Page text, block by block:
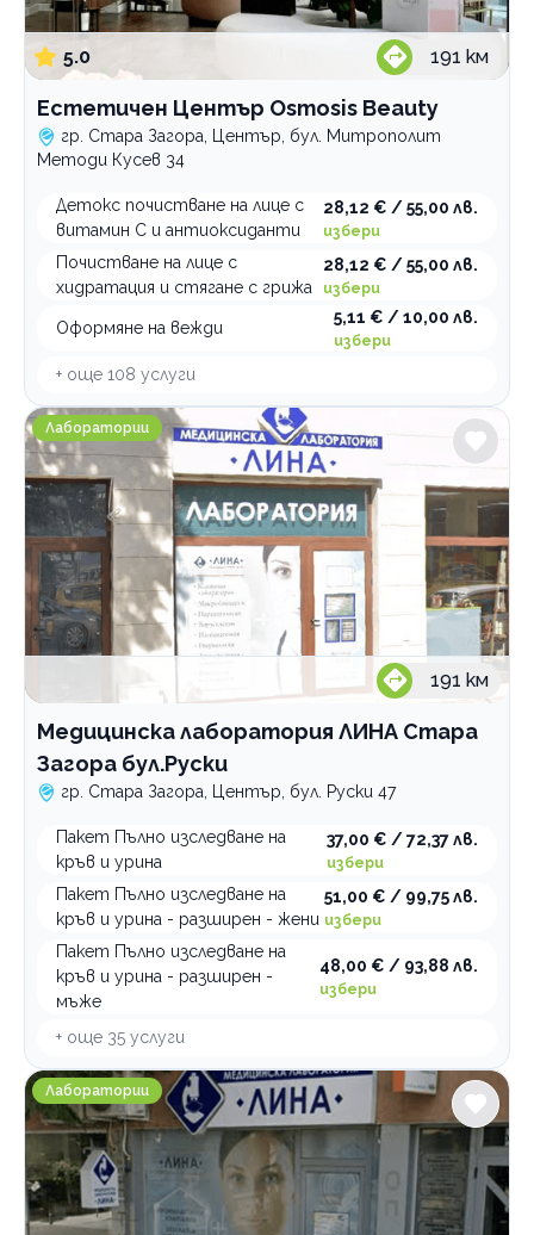
5.0 191 км
Естетичен Център Osmosis Beauty
гр. Стара Загора, Център, бул. Митрополит
Методи Кусев 34
Детокс почистване на лице с
витамин С и антиоксиданти
28,12 € / 55,00 лв.
избери
Почистване на лице с
хидратация и стягане с грижа
28,12 € / 55,00 лв.
избери
Оформяне на вежди
5,11 € / 10,00 лв.
избери
+ още 108 услуги
Медицинска лаборатория ЛИНА Стара Загора
Лаборатории
191 км
Медицинска лаборатория ЛИНА Стара
Загора бул.Руски
гр. Стара Загора, Център, бул. Руски 47
Пакет Пълно изследване на
кръв и урина
37,00 € / 72,37 лв.
избери
Пакет Пълно изследване на
кръв и урина - разширен - жени
51,00 € / 99,75 лв.
избери
Пакет Пълно изследване на
кръв и урина - разширен -
мъже
48,00 € / 93,88 лв.
избери
+ още 35 услуги
Медицинска лаборатория ЛИНА Стара Загора И.
Лаборатории
Логопедични услуги
Имплантолог
Холистична и алтернативна медицина
Лаборатории
Рехабилитация
Стоматологични услуги
По домовете